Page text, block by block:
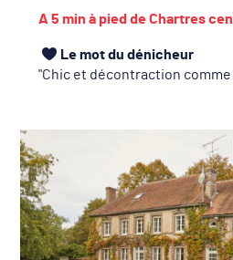
A 5 min à pied de Chartres
Le mot du dénicheur
Chic et décontraction